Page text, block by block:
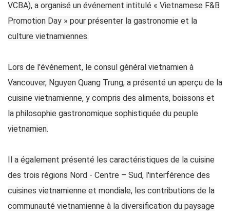
VCBA), a organisé un événement intitulé « Vietnamese F&B
Promotion Day » pour présenter la gastronomie et la
culture vietnamiennes.
Lors de l'événement, le consul général vietnamien à
Vancouver, Nguyen Quang Trung, a présenté un aperçu de la
cuisine vietnamienne, y compris des aliments, boissons et
la philosophie gastronomique sophistiquée du peuple
vietnamien.
Il a également présenté les caractéristiques de la cuisine
des trois régions Nord - Centre – Sud, l'interférence des
cuisines vietnamienne et mondiale, les contributions de la
communauté vietnamienne à la diversification du paysage